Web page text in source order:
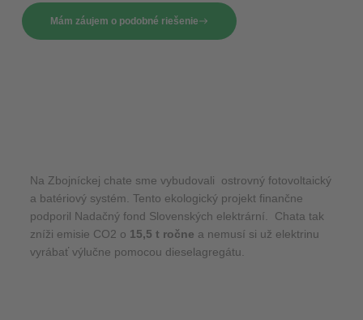
Mám záujem o podobné riešenie
Na Zbojníckej chate sme vybudovali ostrovný fotovoltaický
a batériový systém. Tento ekologický projekt finančne
podporil Nadačný fond Slovenských elektrární. Chata tak
zníži emisie CO2 o 15,5 t ročne a nemusí si už elektrinu
vyrábať výlučne pomocou dieselagregátu.